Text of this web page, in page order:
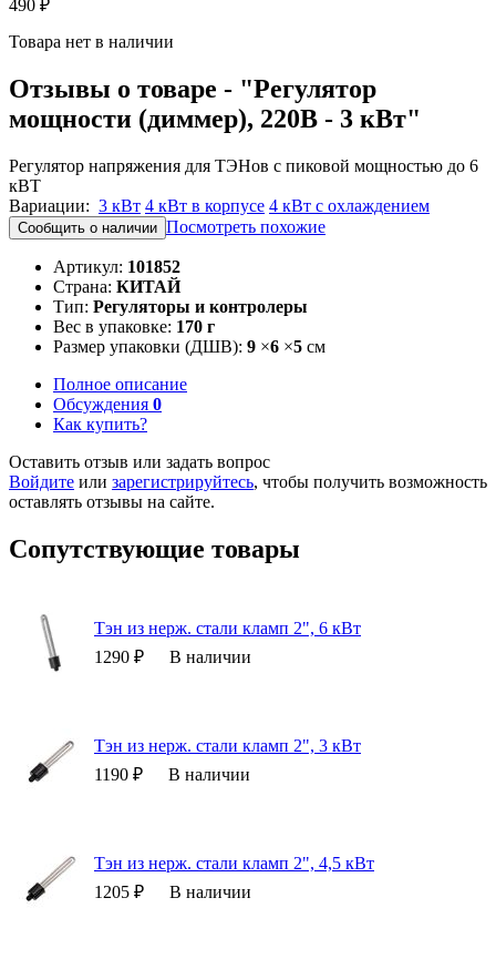
490 ₽
Товара нет в наличии
Отзывы о товаре - "Регулятор
мощности (диммер), 220В - 3 кВт"
Регулятор напряжения для ТЭНов c пиковой мощностью до 6
кВТ
Вариации: 3 кВт 4 кВт в корпусе 4 кВт с охлаждением
Сообщить о наличии Посмотреть похожие
Артикул: 101852
Страна: КИТАЙ
Тип: Регуляторы и контролеры
Вес в упаковке: 170 г
Размер упаковки (ДШВ): 9 ×6 ×5 см
Полное описание
Обсуждения 0
Как купить?
Оставить отзыв или задать вопрос
Войдите или зарегистрируйтесь, чтобы получить возможность
оставлять отзывы на сайте.
Сопутствующие товары
Тэн из нерж. стали кламп 2", 6 кВт
1290 ₽
В наличии
Тэн из нерж. стали кламп 2", 3 кВт
1190 ₽
В наличии
Тэн из нерж. стали кламп 2", 4,5 кВт
1205 ₽
В наличии